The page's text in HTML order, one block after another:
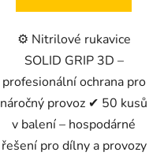
⚙️ Nitrilové rukavice
SOLID GRIP 3D –
profesionální ochrana pro
náročný provoz ✔ 50 kusů
v balení – hospodárné
řešení pro dílny a provozy